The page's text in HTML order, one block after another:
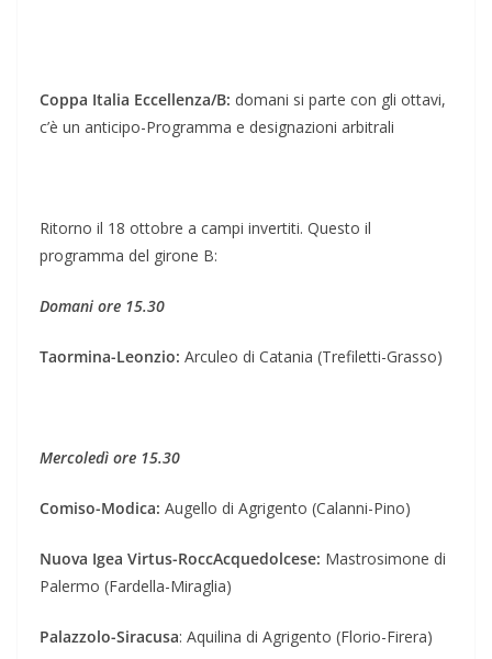
Coppa Italia Eccellenza/B: domani si parte con gli ottavi,
c’è un anticipo-Programma e designazioni arbitrali
Ritorno il 18 ottobre a campi invertiti. Questo il
programma del girone B:
Domani ore 15.30
Taormina-Leonzio: Arculeo di Catania (Trefiletti-Grasso)
Mercoledì ore 15.30
Comiso-Modica: Augello di Agrigento (Calanni-Pino)
Nuova Igea Virtus-RoccAcquedolcese: Mastrosimone di
Palermo (Fardella-Miraglia)
Palazzolo-Siracusa: Aquilina di Agrigento (Florio-Firera)